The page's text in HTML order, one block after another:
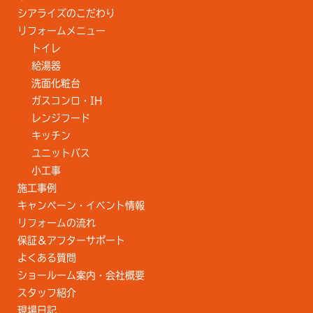
シアライズのこだわり
リフォームメニュー
トイレ
給湯器
洗面化粧台
ガスコンロ・IH
レンジフード
キッチン
ユニットバス
小工事
施工事例
キャンペーン・イベント情報
リフォームの流れ
保証＆アフターサポート
よくある質問
ショールーム案内・会社概要
スタッフ紹介
現場日記